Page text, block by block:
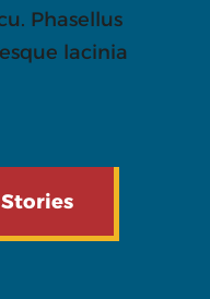
Phasellus
lacinia